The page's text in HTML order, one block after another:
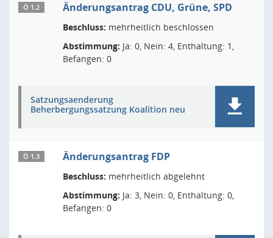
Ö 1.2 Änderungsantrag CDU, Grüne, SPD
Beschluss: mehrheitlich beschlossen
Abstimmung: Ja: 0, Nein: 4, Enthaltung: 1,
Befangen: 0
Satzungsaenderung
Beherbergungssatzung Koalition neu
Ö 1.3 Änderungsantrag FDP
Beschluss: mehrheitlich abgelehnt
Abstimmung: Ja: 3, Nein: 0, Enthaltung: 0,
Befangen: 0